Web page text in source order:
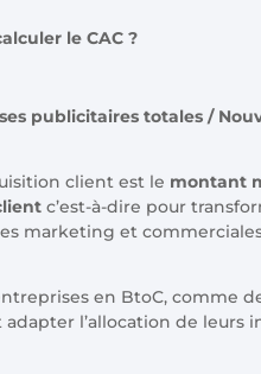
le CAC ?
publicitaires totales /
client est le montant
c’est-à-dire pour
marketing et
en BtoC, comme
adapter l’allocation de leurs